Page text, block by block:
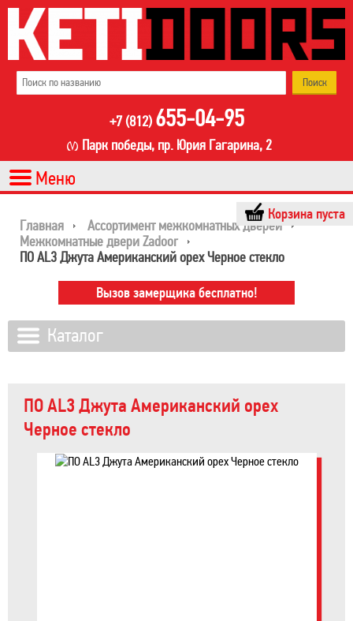
+7 (812) 655-04-95
Парк победы, пр. Юрия Гагарина, 2
Корзина пуста
Главная
Ассортимент межкомнатных дверей
Межкомнатные двери Zadoor
ПО AL3 Джута Американский орех Черное стекло
ПО AL3 Джута Американский орех
Черное стекло